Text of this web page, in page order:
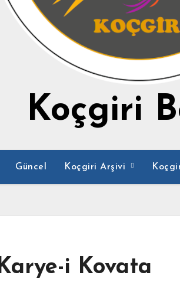
Koçgiri
Güncel Koçgiri Arşivi
i Kovata